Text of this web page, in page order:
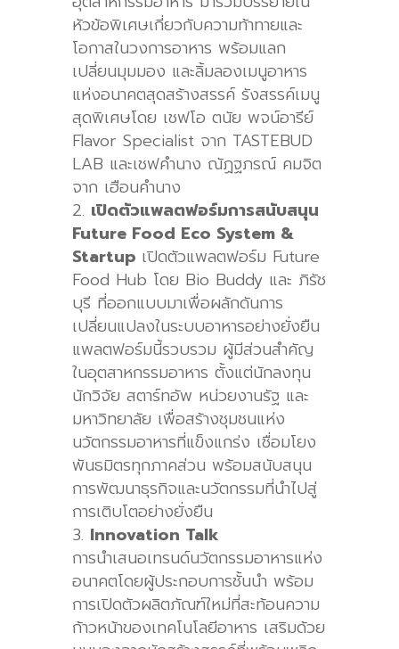
หัวข้อพิเศษเกี่ยวกับความท้าทายและ
โอกาสในวงการอาหาร พร้อมแลก
เปลี่ยนมุมมอง และลิ้มลองเมนูอาหาร
แห่งอนาคตสุดสร้างสรรค์ รังสรรค์เมนู
สุดพิเศษโดย เชฟโอ ตนัย พจน์อารีย์
Flavor Specialist จาก TASTEBUD
LAB และเชฟคำนาง ณัฏฐภรณ์ คมจิต
จาก เฮือนคำนาง
เปิดตัวแพลตฟอร์มการสนับสนุน
Future Food Eco System &
Startup เปิดตัวแพลตฟอร์ม Future
Food Hub โดย Bio Buddy และ ภิรัช
บุรี ที่ออกแบบมาเพื่อผลักดันการ
เปลี่ยนแปลงในระบบอาหารอย่างยั่งยืน
แพลตฟอร์มนี้รวบรวม ผู้มีส่วนสำคัญ
ในอุตสาหกรรมอาหาร ตั้งแต่นักลงทุน
นักวิจัย สตาร์ทอัพ หน่วยงานรัฐ และ
มหาวิทยาลัย เพื่อสร้างชุมชนแห่ง
นวัตกรรมอาหารที่แข็งแกร่ง เชื่อมโยง
พันธมิตรทุกภาคส่วน พร้อมสนับสนุน
การพัฒนาธุรกิจและนวัตกรรมที่นำไปสู่
การเติบโตอย่างยั่งยืน
Innovation Talk
การนำเสนอเทรนด์นวัตกรรมอาหารแห่ง
อนาคตโดยผู้ประกอบการชั้นนำ พร้อม
การเปิดตัวผลิตภัณฑ์ใหม่ที่สะท้อนความ
ก้าวหน้าของเทคโนโลยีอาหาร เสริมด้วย